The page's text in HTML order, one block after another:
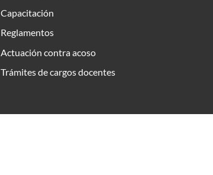
Capacitación
Reglamentos
Actuación contra acoso
Trámites de cargos docentes